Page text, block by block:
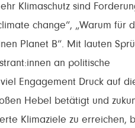
Klimaschutz sind
change“, „Warum für
Planet B“. Mit lauten
an politische
Engagement Druck auf
Hebel betätigt und
Klimaziele zu erreichen,